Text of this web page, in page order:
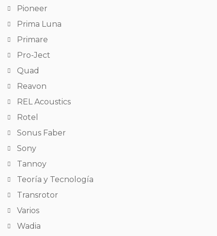
Pioneer
Prima Luna
Primare
Pro-Ject
Quad
Reavon
REL Acoustics
Rotel
Sonus Faber
Sony
Tannoy
Teoría y Tecnología
Transrotor
Varios
Wadia